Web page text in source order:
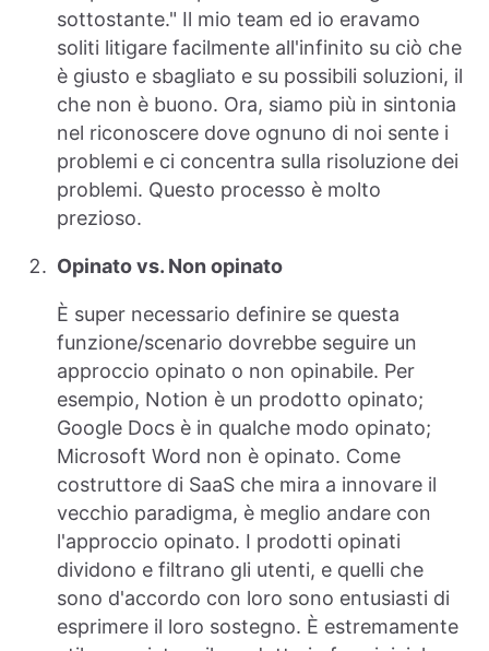
sottostante." Il mio team ed io eravamo
soliti litigare facilmente all'infinito su ciò che
è giusto e sbagliato e su possibili soluzioni, il
che non è buono. Ora, siamo più in sintonia
nel riconoscere dove ognuno di noi sente i
problemi e ci concentra sulla risoluzione dei
problemi. Questo processo è molto
prezioso.
Opinato vs. Non opinato
È super necessario definire se questa
funzione/scenario dovrebbe seguire un
approccio opinato o non opinabile. Per
esempio, Notion è un prodotto opinato;
Google Docs è in qualche modo opinato;
Microsoft Word non è opinato. Come
costruttore di SaaS che mira a innovare il
vecchio paradigma, è meglio andare con
l'approccio opinato. I prodotti opinati
dividono e filtrano gli utenti, e quelli che
sono d'accordo con loro sono entusiasti di
esprimere il loro sostegno. È estremamente